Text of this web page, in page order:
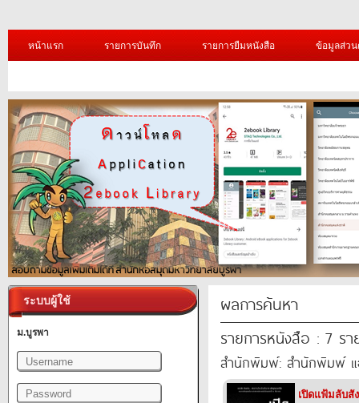
หน้าแรก รายการบันทึก รายการยืมหนังสือ ข้อมูลส่ว
ระบบผู้ใช้
ม.บูรพา
ผลการค้นหา
รายการหนังสือ : 7 รา
สำนักพิมพ์: สำนักพิมพ์
เปิดแฟ้มลับ